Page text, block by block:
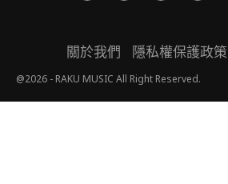
關於我們 隱私權保護政策
@2026 - RAKU MUSIC All Right Reserved.